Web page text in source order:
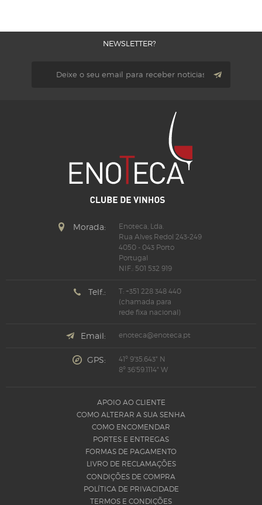
NEWSLETTER?
Morada:
Enoteca, Lda.
Rua Alves Redol 243-249
4050 - 043 Porto
Portugal
NIF.: 501 532 919
Telf.:
T: +351 228 348 440
(chamada para
rede fixa nacional)
Email: enoteca@enoteca.pt
GPS:
41º 9'35.643" N
8º 36'59.1114" W
APOIO AO CLIENTE
COMO ALTERAR A SUA SENHA
COMO ENCOMENDAR
PORTES E ENTREGAS
FORMAS DE PAGAMENTO
LIVRO DE RECLAMAÇÕES
CONDIÇÕES DE COMPRA
POLÍTICA DE PRIVACIDADE
TERMOS E CONDIÇÕES